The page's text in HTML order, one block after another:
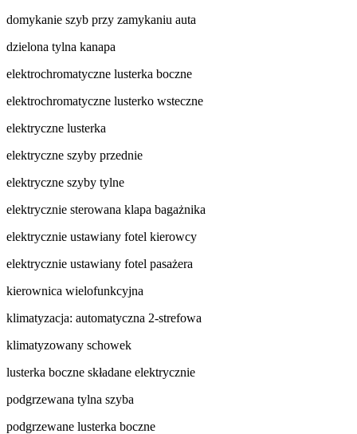
domykanie szyb przy zamykaniu auta
dzielona tylna kanapa
elektrochromatyczne lusterka boczne
elektrochromatyczne lusterko wsteczne
elektryczne lusterka
elektryczne szyby przednie
elektryczne szyby tylne
elektrycznie sterowana klapa bagażnika
elektrycznie ustawiany fotel kierowcy
elektrycznie ustawiany fotel pasażera
kierownica wielofunkcyjna
klimatyzacja: automatyczna 2-strefowa
klimatyzowany schowek
lusterka boczne składane elektrycznie
podgrzewana tylna szyba
podgrzewane lusterka boczne